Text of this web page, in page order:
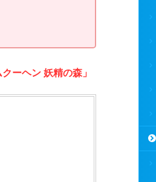
ーヘン 妖精の森」